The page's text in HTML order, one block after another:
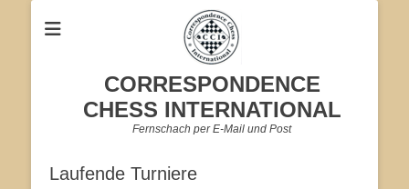
CORRESPONDENCE
CHESS INTERNATIONAL
Fernschach per E-Mail und Post
Laufende Turniere